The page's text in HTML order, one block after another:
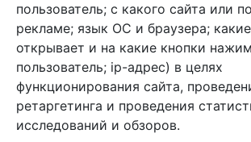
Арбен текстиль г. Щелково, пер.
1-й Советский д.25, владение 2.
Мы в соц. сетях
пользователь; с какого сайта или
рекламе; язык ОС и браузера;
открывает и на какие кнопки
пользователь; ip-адрес) в целях
функционирования сайта,
ретаргетинга и проведения
исследований и обзоров.